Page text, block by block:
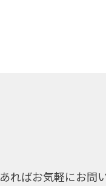
ればお気軽にお問